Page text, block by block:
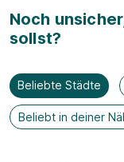
Noch
sollst?
Beliebte Städte
Beliebt in deiner